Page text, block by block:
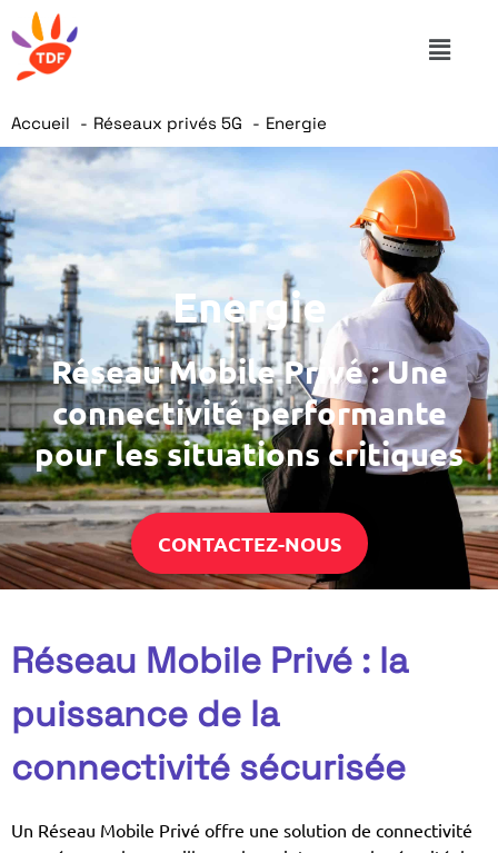
Accueil Réseaux privés 5G Energie
Energie
Réseau Mobile Privé : Une
connectivité performante
pour les situations critiques
CONTACTEZ-NOUS
Réseau Mobile Privé : la
puissance de la
connectivité sécurisée
Un Réseau Mobile Privé offre une solution de connectivité